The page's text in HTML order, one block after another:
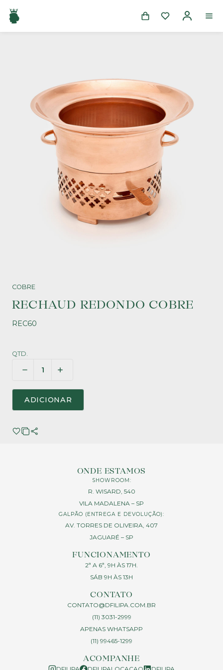
COBRE
RECHAUD REDONDO COBRE
REC60
QTD.
ADICIONAR
ONDE ESTAMOS
SHOWROOM:
R. WISARD, 540
VILA MADALENA – SP
GALPÃO (ENTREGA E DEVOLUÇÃO):
AV. TORRES DE OLIVEIRA, 407
JAGUARÉ – SP
FUNCIONAMENTO
2ª A 6ª, 9H ÀS 17H.
SÁB 9H ÀS 13H
CONTATO
CONTATO@DFILIPA.COM.BR
(11) 3031-2999
APENAS WHATSAPP
(11) 99465-1299
ACOMPANHE